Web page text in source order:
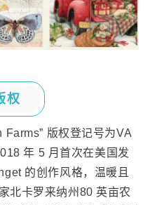
权
Farms” 版权登记号为VA
年 5 月首次在美国发
的创作风格，温暖且
北卡罗来纳州 80 英亩农